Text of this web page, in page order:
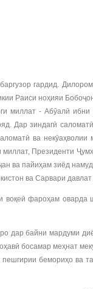
гардид. Дилором
Раиси ноҳияи
миллат - Абӯалӣ
Дар зиндагӣ
ва некӯаҳволии
Президенти
ва пайиҳам зиёд
ва Сарвари
фароҳам оварда
дар байни мардуми
босамар меҳнат
бемориҳо ва